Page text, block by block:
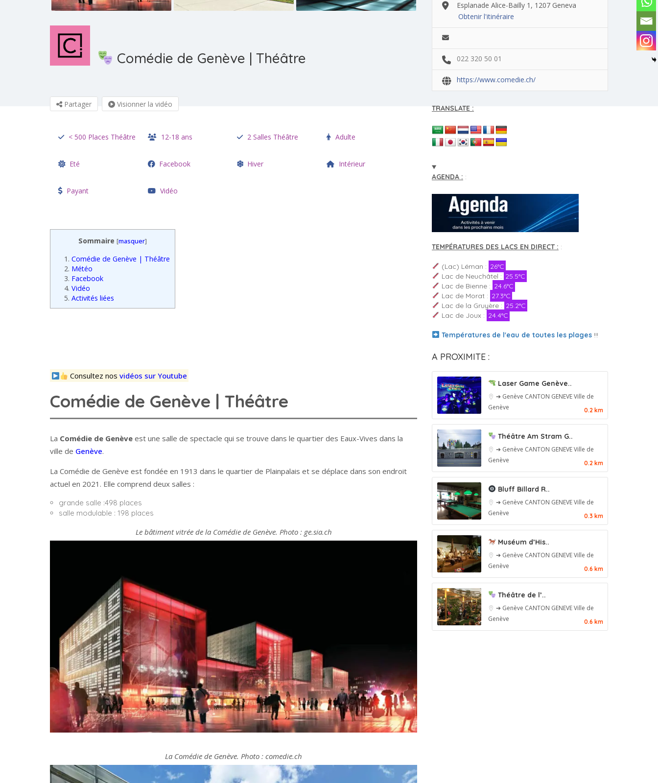
Comédie de Genève | Théâtre
Partager Visionner la vidéo
< 500 Places Théâtre 12-18 ans 2 Salles Théâtre Adulte
Eté Facebook Hiver Intérieur
Payant Vidéo
Sommaire [masquer]
1. Comédie de Genève | Théâtre
2. Météo
3. Facebook
4. Vidéo
5. Activités liées
Consultez nosvidéos sur Youtube
Comédie de Genève | Théâtre
La Comédie de Genève est une salle de spectacle qui se trouve dans le quartier des Eaux-Vives dans la
ville de Genève.
La Comédie de Genève est fondée en 1913 dans le quartier de Plainpalais et se déplace dans son endroit
actuel en 2021. Elle comprend deux salles :
grande salle :498 places
salle modulable : 198 places
Le bâtiment vitrée de la Comédie de Genève. Photo : ge.sia.ch
La Comédie de Genève. Photo : comedie.ch
Esplanade Alice-Bailly 1, 1207 Geneva
Obtenir l'itinéraire
022 320 50 01
https://www.comedie.ch/
TRANSLATE :
AGENDA : :
TEMPÉRATURES DES LACS EN DIRECT : :
(Lac) Léman : 26°C
Lac de Neuchâtel : 25.5°C
Lac de Bienne : 24.6°C
Lac de Morat : 27.3°C
Lac de la Gruyère : 25.2°C
Lac de Joux : 24.4°C
Températures de l'eau de toutes les plages!!!
A PROXIMITE :
Laser Game Genève..
➔ Genève CANTON GENEVEVille de
Genève
0.2 km
Théâtre Am Stram G..
➔ Genève CANTON GENEVEVille de
Genève
0.2 km
Bluff Billard R..
➔ Genève CANTON GENEVEVille de
Genève
0.3 km
Muséum d’His..
➔ Genève CANTON GENEVEVille de
Genève
0.6 km
Théâtre de l’..
➔ Genève CANTON GENEVEVille de
Genève
0.6 km